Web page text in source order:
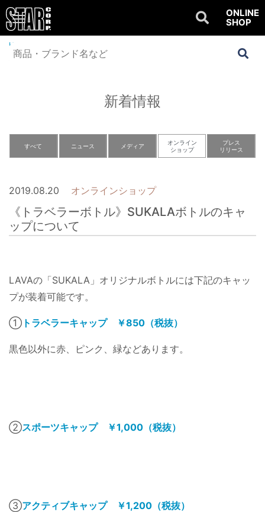
ONLINE
SHOP
Home
ルのキャップについて
新着情報
すべて ニュース メディア
オンライン
ショップ
プレス
リリース
2019.08.20 オンラインショップ
《トラベラーボトル》SUKALAボトルのキャ
ップについて
LAVAの「SUKALA」オリジナルボトルには下記のキャッ
プが装着可能です。
① トラベラーキャップ ￥850（税抜）
黒色以外に赤、ピンク、緑などあります。
②スポーツキャップ ￥1,000（税抜）
③アクティブキャップ ￥1,200（税抜）